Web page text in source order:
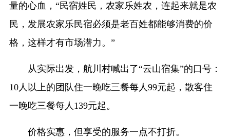
量的心血，“民宿姓民，农家乐姓农，连起来就是农
民，发展农家乐民宿必须是老百姓都能够消费的价
格，这样才有市场潜力。”
从实际出发，航川村喊出了“云山宿集”的口号：
10人以上的团队住一晚吃三餐每人99元起，散客住
一晚吃三餐每人139元起。
价格实惠，但享受的服务一点不打折。